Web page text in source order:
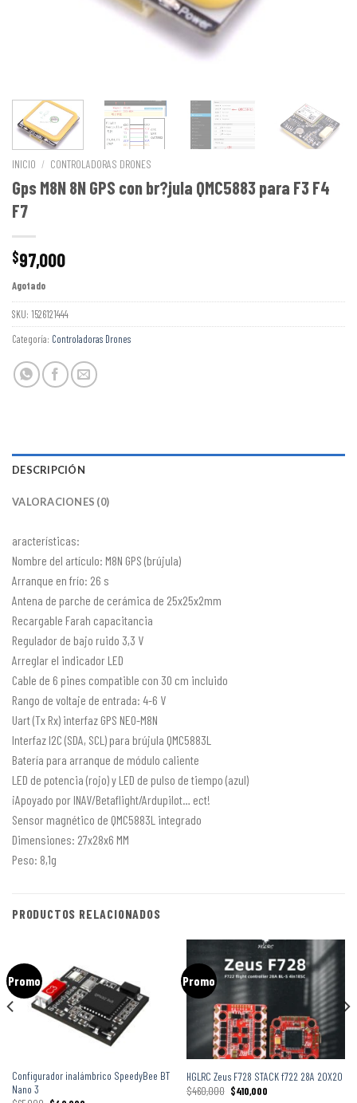
INICIO / CONTROLADORAS DRONES
Gps M8N 8N GPS con br?jula QMC5883 para F3 F4
F7
$97,000
Agotado
SKU: 1526121444
Categoría: Controladoras Drones
DESCRIPCIÓN
VALORACIONES (0)
aracterísticas:
Nombre del artículo: M8N GPS (brújula)
Arranque en frío: 26 s
Antena de parche de cerámica de 25x25x2mm
Recargable Farah capacitancia
Regulador de bajo ruido 3,3 V
Arreglar el indicador LED
Cable de 6 pines compatible con 30 cm incluido
Rango de voltaje de entrada: 4-6 V
Uart (Tx Rx) interfaz GPS NEO-M8N
Interfaz I2C (SDA, SCL) para brújula QMC5883L
Batería para arranque de módulo caliente
LED de potencia (rojo) y LED de pulso de tiempo (azul)
¡Apoyado por INAV/Betaflight/Ardupilot… ect!
Sensor magnético de QMC5883L integrado
Dimensiones: 27x28x6 MM
Peso: 8,1g
PRODUCTOS RELACIONADOS
Promo
Configurador inalámbrico SpeedyBee BT
Nano 3
Promo
HGLRC Zeus F728 STACK f722 28A 20X20
$460,000 $410,000